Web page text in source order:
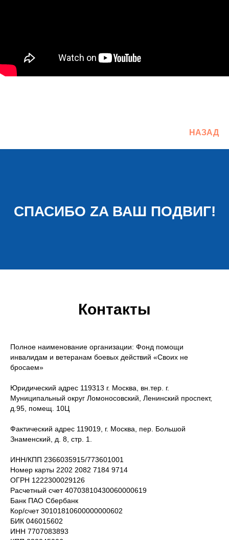
НАЗАД
СПАСИБО ZA ВАШ ПОДВИГ!
Контакты
Полное наименование организации: Фонд помощи
инвалидам и ветеранам боевых действий «Своих не
бросаем»
Юридический адрес 119313 г. Москва, вн.тер. г.
Муниципальный округ Ломоносовский, Ленинский проспект,
д.95, помещ. 10Ц
Фактический адрес 119019, г. Москва, пер. Большой
Знаменский, д. 8, стр. 1.
ИНН/КПП 2366035915/773601001
Номер карты 2202 2082 7184 9714
ОГРН 1222300029126
Расчетный счет 40703810430060000619
Банк ПАО Сбербанк
Кор/счет 30101810600000000602
БИК 046015602
ИНН 7707083893